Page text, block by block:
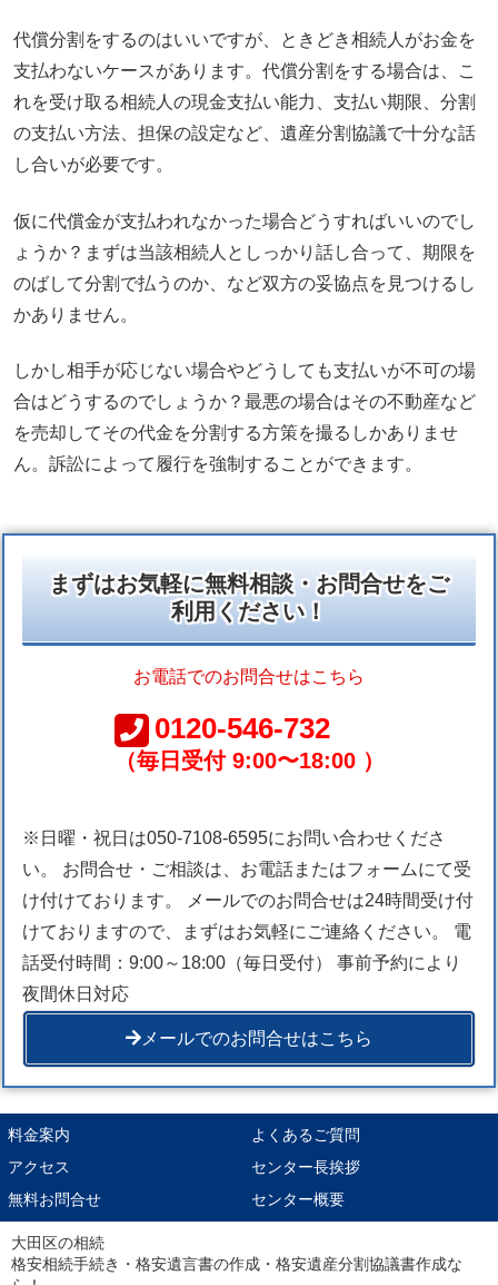
代償分割をするのはいいですが、ときどき相続人がお金を
支払わないケースがあります。代償分割をする場合は、こ
れを受け取る相続人の現金支払い能力、支払い期限、分割
の支払い方法、担保の設定など、遺産分割協議で十分な話
し合いが必要です。
仮に代償金が支払われなかった場合どうすればいいのでし
ょうか？まずは当該相続人としっかり話し合って、期限を
のばして分割で払うのか、など双方の妥協点を見つけるし
かありません。
しかし相手が応じない場合やどうしても支払いが不可の場
合はどうするのでしょうか？最悪の場合はその不動産など
を売却してその代金を分割する方策を撮るしかありませ
ん。訴訟によって履行を強制することができます。
まずはお気軽に無料相談・お問合せをご
利用ください！
お電話でのお問合せはこちら
0120-546-732
（毎日受付 9:00〜18:00 ）
※日曜・祝日は050-7108-6595にお問い合わせくださ
い。 お問合せ・ご相談は、お電話またはフォームにて受
け付けております。 メールでのお問合せは24時間受け付
けておりますので、まずはお気軽にご連絡ください。 電
話受付時間：9:00～18:00（毎日受付） 事前予約により
夜間休日対応
メールでのお問合せはこちら
料金案内
よくあるご質問
アクセス
センター長挨拶
無料お問合せ
センター概要
大田区の相続
格安相続手続き・格安遺言書の作成・格安遺産分割協議書作成な